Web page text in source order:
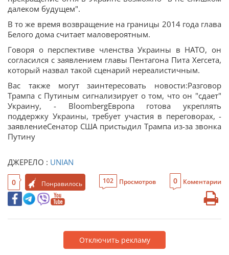
далеком будущем".
В то же время возвращение на границы 2014 года глава
Белого дома считает маловероятным.
Говоря о перспективе членства Украины в НАТО, он
согласился с заявлением главы Пентагона Пита Хегсета,
который назвал такой сценарий нереалистичным.
Вас также могут заинтересовать новости:Разговор
Трампа с Путиным сигнализирует о том, что он "сдает"
Украину, - BloombergЕвропа готова укреплять
поддержку Украины, требует участия в переговорах, -
заявлениеСенатор США пристыдил Трампа из-за звонка
Путину
ДЖЕРЕЛО : UNIAN
0 Понравилось 102 Просмотров 0 Коментарии
Отключить рекламу